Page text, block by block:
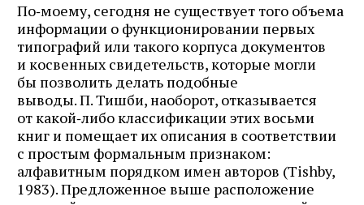
По‑моему, сегодня не существует того объема
информации о функционировании первых
типографий или такого корпуса документов
и косвенных свидетельств, которые могли
бы позволить делать подобные
выводы. П. Тишби, наоборот, отказывается
от какой‑либо классификации этих восьми
книг и помещает их описания в соответствии
с простым формальным признаком:
алфавитным порядком имен авторов (Tishby,
1983). Предложенное выше расположение